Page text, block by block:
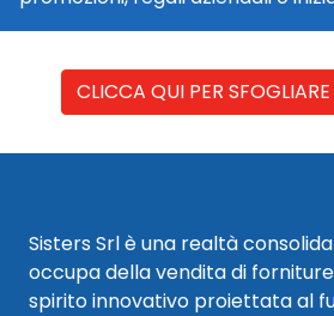
CLICCA QUI PER
Sisters Srl è una realtà
occupa della vendita di
spirito innovativo proiettata al